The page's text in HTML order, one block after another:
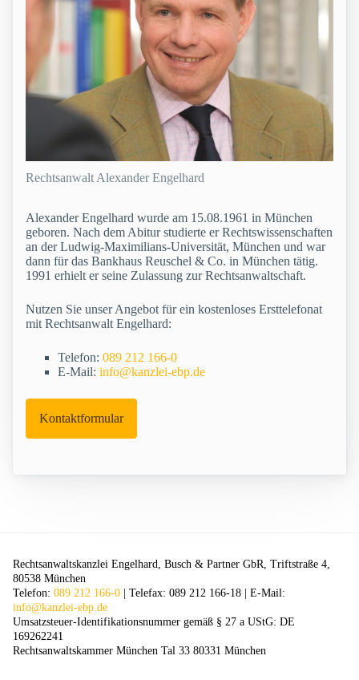
Rechtsanwalt Alexander Engelhard
Alexander Engelhard wurde am 15.08.1961 in München
geboren. Nach dem Abitur studierte er Rechtswissenschaften
an der Ludwig-Maximilians-Universität, München und war
dann für das Bankhaus Reuschel & Co. in München tätig.
1991 erhielt er seine Zulassung zur Rechtsanwaltschaft.
Nutzen Sie unser Angebot für ein kostenloses Ersttelefonat
mit Rechtsanwalt Engelhard:
Telefon: 089 212 166-0
E-Mail: info@kanzlei-ebp.de
Kontaktformular
Rechtsanwaltskanzlei Engelhard, Busch & Partner GbR, Triftstraße 4,
80538 München
Telefon: 089 212 166-0 | Telefax: 089 212 166-18 | E-Mail:
info@kanzlei-ebp.de
Umsatzsteuer-Identifikationsnummer gemäß § 27 a UStG: DE
169262241
Rechtsanwaltskammer München Tal 33 80331 München